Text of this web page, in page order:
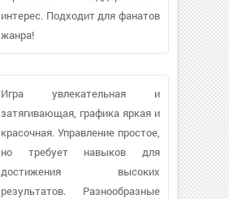
интерес. Подходит для фанатов
жанра!
Игра увлекательная и
затягивающая, графика яркая и
красочная. Управление простое,
но требует навыков для
достижения высоких
результатов. Разнообразные